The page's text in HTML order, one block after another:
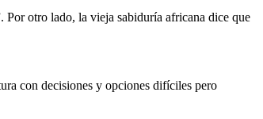
Por otro lado, la vieja sabiduría africana dice que
con decisiones y opciones difíciles pero